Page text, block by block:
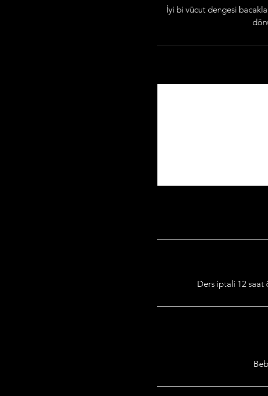
İyi bi vücut dengesi
Ders iptali 12 saat